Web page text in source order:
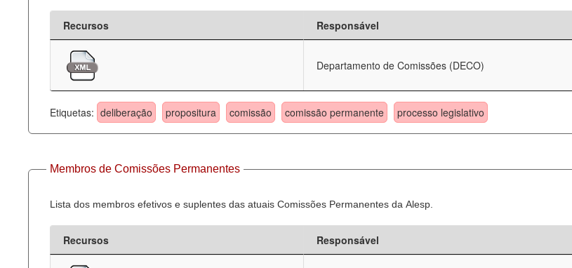
Recursos Responsável
Departamento de Comissões (DECO)
Etiquetas: deliberação propositura comissão comissão permanente processo legislativo
Membros de Comissões Permanentes
Lista dos membros efetivos e suplentes das atuais Comissões Permanentes da Alesp.
Recursos Responsável